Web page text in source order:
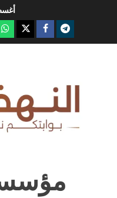
telegram
facebook
x